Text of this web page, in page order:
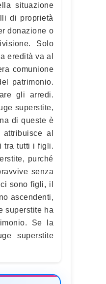
situazione
di proprietà
donazione o
Solo
eredità va al
comunione
patrimonio.
gli arredi.
superstite,
di queste è
al
tra tutti i figli.
purché
senza
sono figli, il
ascendenti,
superstite ha
Se la
superstite